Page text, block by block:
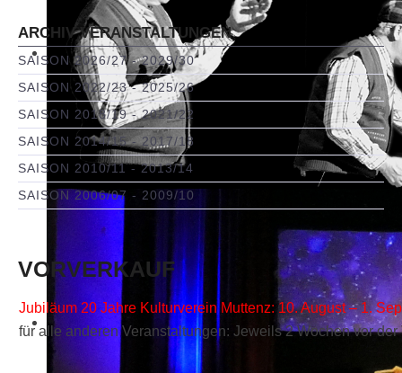
ARCHIV VERANSTALTUNGEN
SAISON 2026/27 - 2029/30
SAISON 2022/23 - 2025/26
SAISON 2018/19 - 2021/22
SAISON 2014/15 - 2017/18
SAISON 2010/11 - 2013/14
SAISON 2006/07 - 2009/10
VORVERKAUF
Jubiläum 20 Jahre Kulturverein Muttenz: 10. August – 1.
für alle anderen Veranstaltungen: Jeweils 2 Wochen vor der